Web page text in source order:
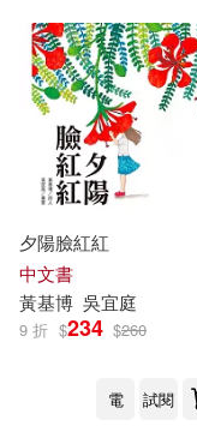
夕陽臉紅紅
中文書
黃基博 吳宜庭
9 折 $234 $260
電 試閱